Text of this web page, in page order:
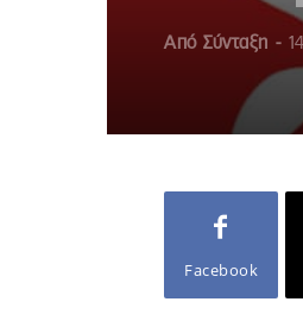
Από Σύνταξη -
Facebook